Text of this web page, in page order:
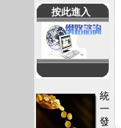
按此進入
統
一
發